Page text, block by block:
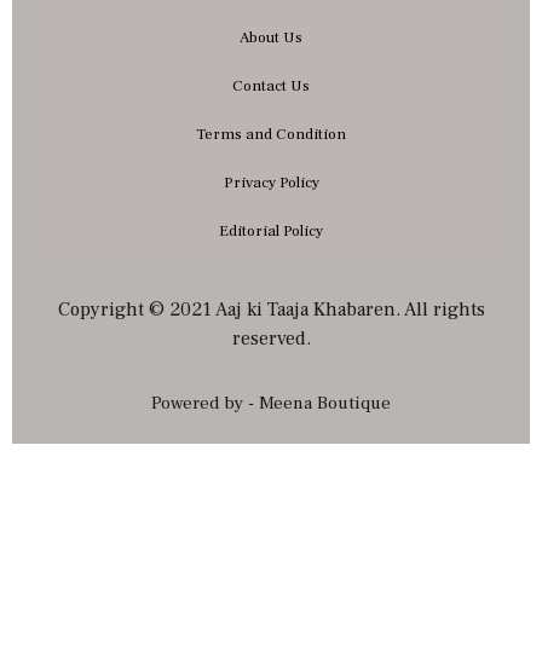
About Us
Contact Us
Terms and Condition
Privacy Policy
Editorial Policy
Copyright © 2021 Aaj ki Taaja Khabaren. All rights
reserved.
Powered by - Meena Boutique